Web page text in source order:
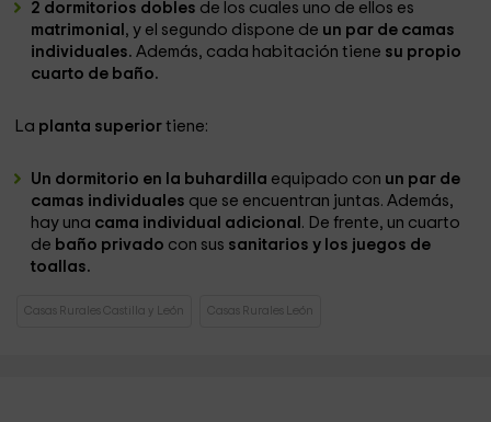
2 dormitorios dobles de los cuales uno de ellos es
matrimonial , y el segundo dispone de un par de camas
individuales.Además, cada habitación tiene su propio
cuarto de baño.
La planta superior tiene:
Un dormitorio en la buhardilla equipado con un par de
camas individuales que se encuentran juntas. Además,
hay una cama individual adicional . De frente, un cuarto
de baño privado con sus sanitarios y los juegos de
toallas.
Casas Rurales Castilla y León Casas Rurales León